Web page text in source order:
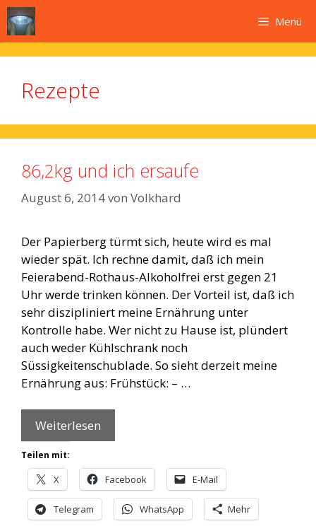
Zum
Inhalt
springen
Menü
Rezepte
86,2kg und ich ersaufe
August 6, 2014von Volkhard
Der Papierberg türmt sich, heute wird es mal
wieder spät. Ich rechne damit, daß ich mein
Feierabend-Rothaus-Alkoholfrei erst gegen 21
Uhr werde trinken können. Der Vorteil ist, daß ich
sehr diszipliniert meine Ernährung unter
Kontrolle habe. Wer nicht zu Hause ist, plündert
auch weder Kühlschrank noch
Süssigkeitenschublade. So sieht derzeit meine
Ernährung aus: Frühstück: – …
Weiterlesen
Teilen mit:
X Facebook E-Mail
Telegram WhatsApp Mehr